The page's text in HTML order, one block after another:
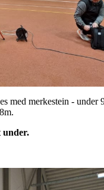
med merkestein - under
under.